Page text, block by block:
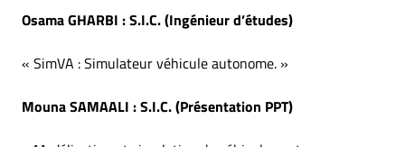
Osama GHARBI : S.I.C. (Ingénieur d’études)
« SimVA : Simulateur véhicule autonome. »
Mouna SAMAALI : S.I.C. (Présentation PPT)